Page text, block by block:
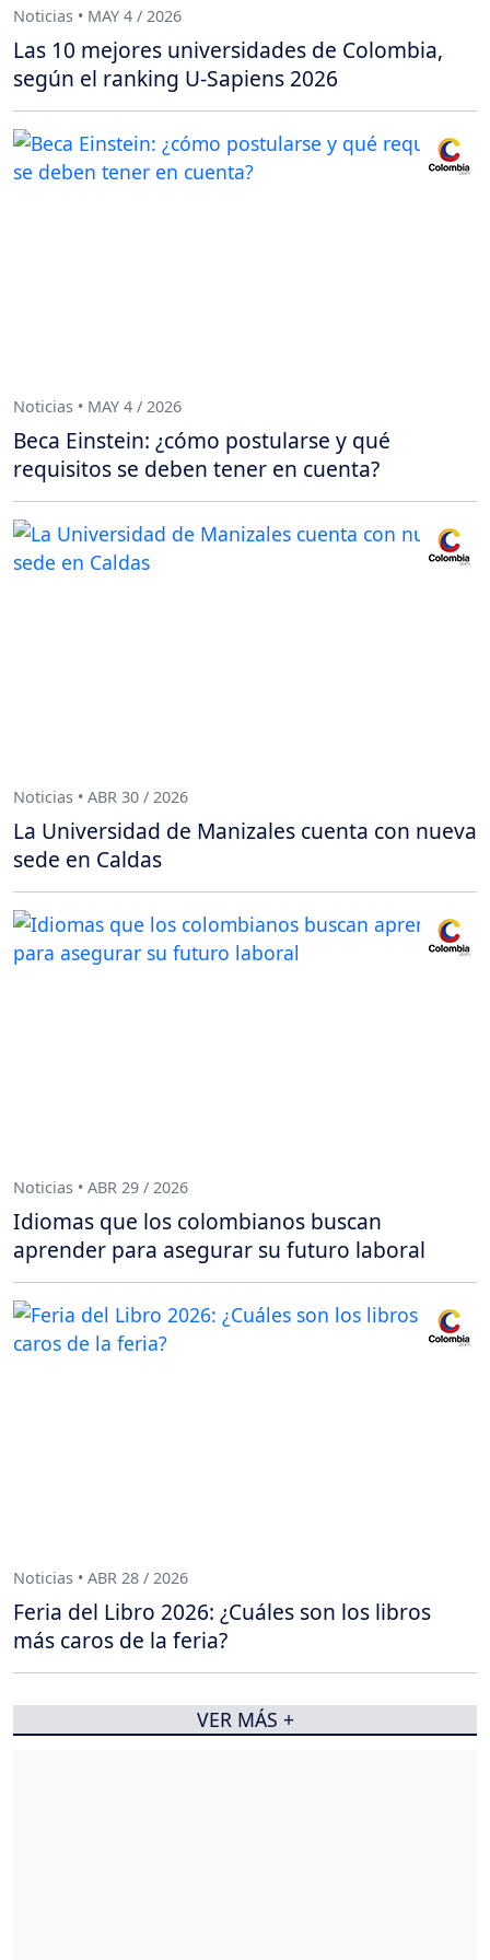
Noticias • MAY 4 / 2026
Las 10 mejores universidades de Colombia,
según el ranking U-Sapiens 2026
Noticias • MAY 4 / 2026
Beca Einstein: ¿cómo postularse y qué
requisitos se deben tener en cuenta?
Noticias • ABR 30 / 2026
La Universidad de Manizales cuenta con nueva
sede en Caldas
Noticias • ABR 29 / 2026
Idiomas que los colombianos buscan
aprender para asegurar su futuro laboral
Noticias • ABR 28 / 2026
Feria del Libro 2026: ¿Cuáles son los libros
más caros de la feria?
VER MÁS +